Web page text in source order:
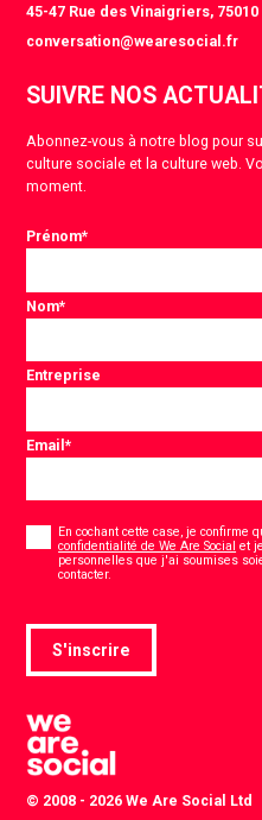
45-47 Rue des Vinaigriers,
conversation@wearesocial.fr
SUIVRE NOS
Abonnez-vous à notre blog pour
culture sociale et la culture web.
moment.
Prénom*
Nom*
Entreprise
Email*
En cochant cette case, je confirme
confidentialité de We Are Social et
personnelles que j'ai soumises
contacter.
S'inscrire
© 2008 - 2026 We Are Social Ltd